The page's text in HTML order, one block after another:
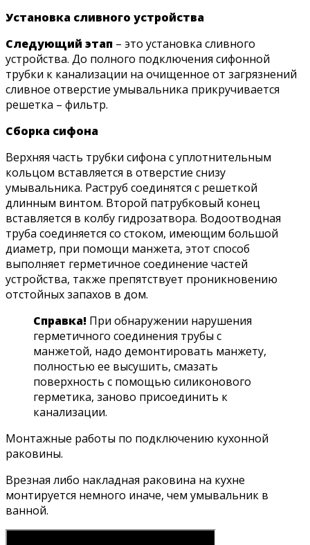
Установка сливного устройства
Следующий этап – это установка сливного
устройства. До полного подключения сифонной
трубки к канализации на очищенное от загрязнений
сливное отверстие умывальника прикручивается
решетка – фильтр.
Сборка сифона
Верхняя часть трубки сифона с уплотнительным
кольцом вставляется в отверстие снизу
умывальника. Раструб соединятся с решеткой
длинным винтом. Второй патрубковый конец
вставляется в колбу гидрозатвора. Водоотводная
труба соединяется со стоком, имеющим большой
диаметр, при помощи манжета, этот способ
выполняет герметичное соединение частей
устройства, также препятствует проникновению
отстойных запахов в дом.
Справка! При обнаружении нарушения
герметичного соединения трубы с
манжетой, надо демонтировать манжету,
полностью ее высушить, смазать
поверхность с помощью силиконового
герметика, заново присоединить к
канализации.
Монтажные работы по подключению кухонной
раковины.
Врезная либо накладная раковина на кухне
монтируется немного иначе, чем умывальник в
ванной.